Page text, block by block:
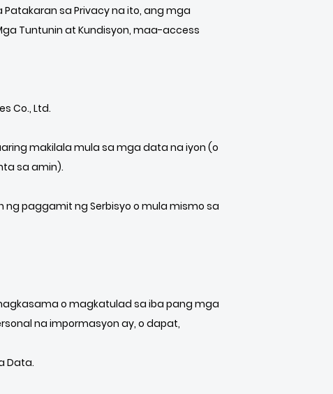
sa Privacy na ito, ang mga
Tuntunin at Kundisyon, maa-access
Co., Ltd.
makilala mula sa mga data na iyon (o
sa amin).
paggamit ng Serbisyo o mula mismo sa
o magkatulad sa iba pang mga
na impormasyon ay, o dapat,
Data.